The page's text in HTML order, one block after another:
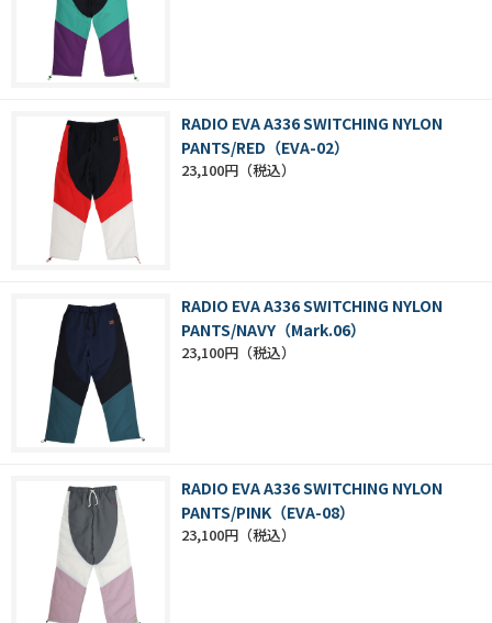
RADIO EVA A336 SWITCHING NYLON
PANTS/RED（EVA-02）
23,100円
RADIO EVA A336 SWITCHING NYLON
PANTS/NAVY（Mark.06）
23,100円
RADIO EVA A336 SWITCHING NYLON
PANTS/PINK（EVA-08）
23,100円